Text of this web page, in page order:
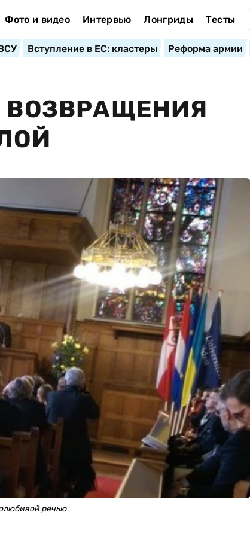
Фото и видео Интервью Лонгриды Тесты
Вступление в ЕС: кластеры Реформа армии
ВОЗВРАЩЕНИЯ
речью